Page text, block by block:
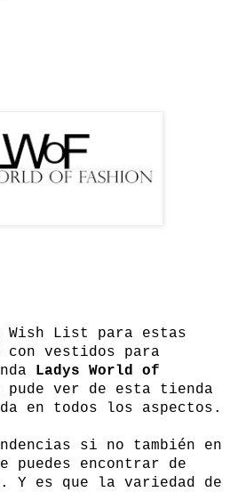
Wish List para estas
vestidos para
Ladys World of
ver de esta tienda
en todos los aspectos.
si no también en
puedes encontrar de
Y es que la variedad de